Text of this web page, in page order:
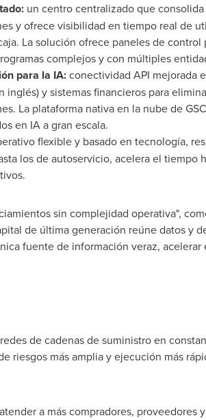
un centro centralizado que consolida
y ofrece visibilidad en tiempo real de
La solución ofrece paneles de
complejos y con múltiples
para la IA:conectividad API mejorada
inglés) y sistemas financieros para
La plataforma nativa en la nube de
en IA a gran escala.
flexible y basado en tecnología,
los de autoservicio, acelera el
sin complejidad operativa",
de última generación reúne datos y
fuente de información veraz,
de cadenas de suministro en
riesgos más amplia y ejecución más
a más compradores, proveedores